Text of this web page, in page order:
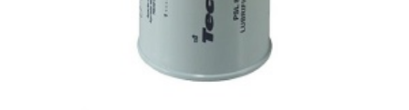
Alicate para Balanceamento - Cod 03078
Alicate para trava de cambio 398 11" - Corneta - Cod 03113
Alicate Universal - Cod 01718
Alicate Universal 8" Gedore - Cod 00133